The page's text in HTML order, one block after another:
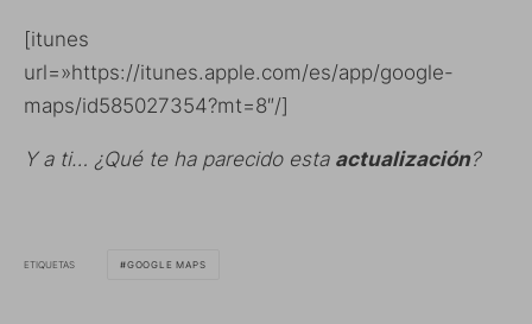
[itunes
url=»https://itunes.apple.com/es/app/google-
maps/id585027354?mt=8″/]
Y a ti… ¿Qué te ha parecido esta actualización?
ETIQUETAS GOOGLE MAPS